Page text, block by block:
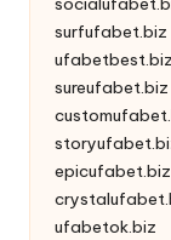
surfufabet.biz
ufabetbest.biz
sureufabet.biz
epicufabet.biz
ufabetok.biz